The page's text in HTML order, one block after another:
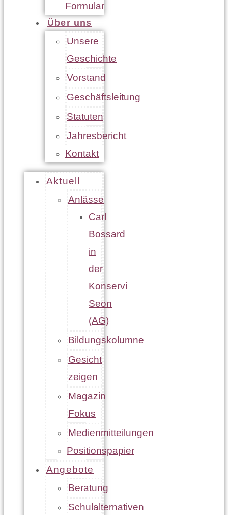
Formular
Über uns
Unsere
Geschichte
Vorstand
Geschäftsleitung
Statuten
Jahresbericht
Kontakt
Aktuell
Anlässe
Carl
Bossard
in
der
Konservi
Seon
(AG)
Bildungskolumne
Gesicht
zeigen
Magazin
Fokus
Medienmitteilungen
Positionspapier
Angebote
Beratung
Schulalternativen